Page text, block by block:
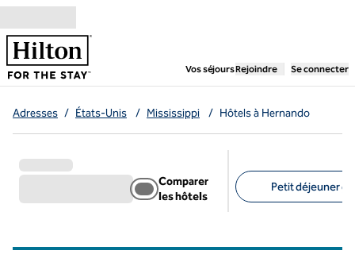
Aller directement au contenu
Vos séjours,ouvre un nouvel
Rejoindre Se connecter
Adresses / États-Unis / Mississippi / Hôtels à Hernando
Comparer
les hôtels
Petit déjeuner